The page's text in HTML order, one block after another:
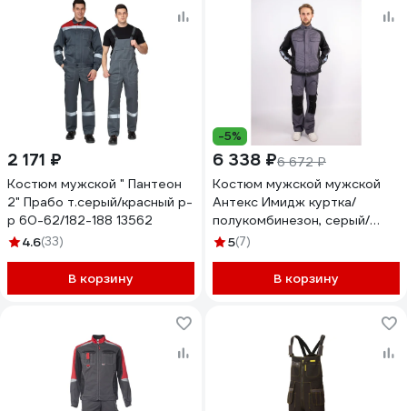
2 171 ₽
Костюм мужской " Пантеон
2" Прабо т.серый/красный р-
р 60-62/182-188 13562
4.6(33)
В корзину
-5%
6 338 ₽6 672 ₽
Костюм мужской мужской
Антекс Имидж куртка/
полукомбинезон, серый/
черный, р.48-50/170-176
5(7)
В корзину